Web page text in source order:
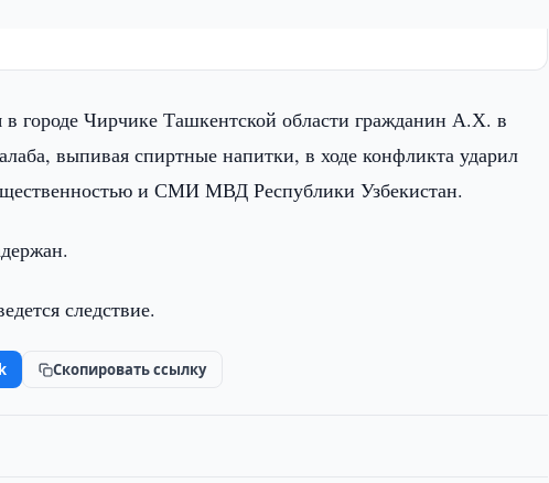
в городе Чирчике Ташкентской области гражданин А.Х. в
выпивая спиртные напитки, в ходе конфликта ударил
и СМИ МВД Республики Узбекистан.
следствие.
Скопировать ссылку